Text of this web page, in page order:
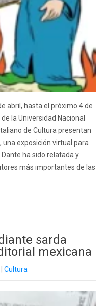
abril, hasta el próximo 4 de
la Universidad Nacional
de Cultura presentan
una exposición virtual para
ha sido relatada y
más importantes de las
sarda
mexicana
Cultura